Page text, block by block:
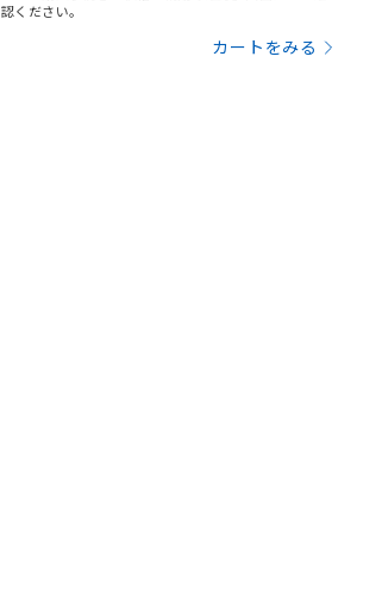
認ください。
カートをみる